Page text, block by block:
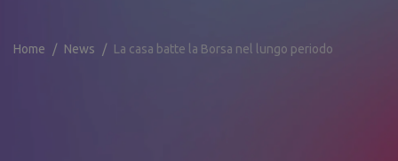
Home News La casa batte la Borsa nel lungo periodo